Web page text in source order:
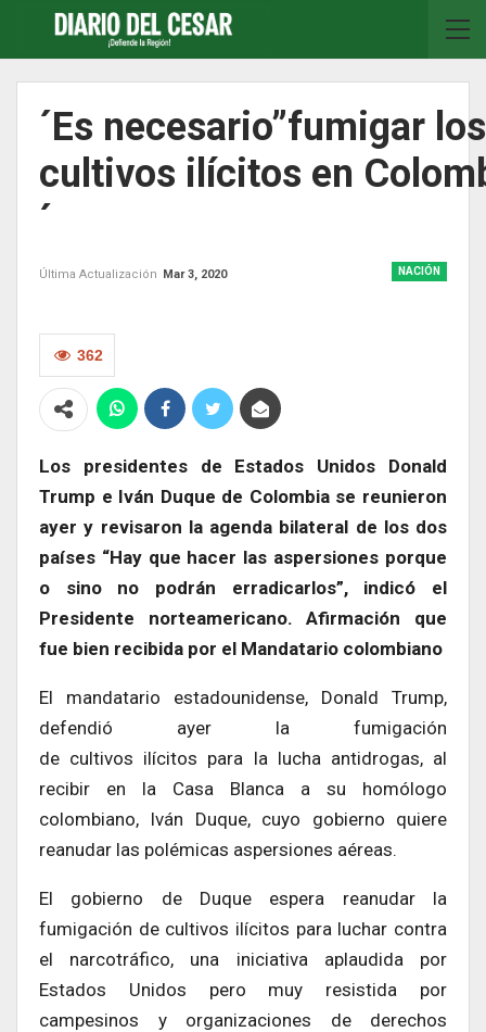
´Es necesario”fumigar los
cultivos ilícitos en
´
NACIÓN
Última Actualización Mar 3, 2020
362
Los presidentes de Estados Unidos Donald
Trump e Iván Duque de Colombia se reunieron
ayer y revisaron la agenda bilateral de los dos
países “Hay que hacer las aspersiones porque
o sino no podrán erradicarlos”, indicó el
Presidente norteamericano. Afirmación que
fue bien recibida por el Mandatario colombiano
El mandatario estadounidense, Donald Trump,
defendió ayer la fumigación
de cultivos ilícitos para la lucha antidrogas, al
recibir en la Casa Blanca a su homólogo
colombiano, Iván Duque, cuyo gobierno quiere
reanudar las polémicas aspersiones aéreas.
El gobierno de Duque espera reanudar la
fumigación de cultivos ilícitos para luchar contra
el narcotráfico, una iniciativa aplaudida por
Estados Unidos pero muy resistida por
campesinos y organizaciones de derechos